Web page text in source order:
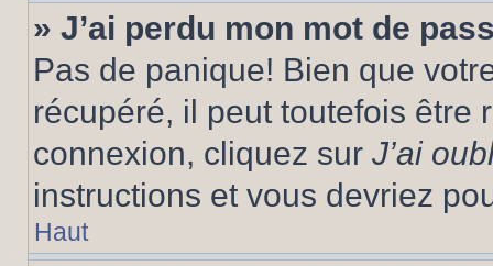
» J’ai perdu mon mot de
Pas de panique! Bien que
récupéré, il peut toutefois être
connexion, cliquez sur J’ai
instructions et vous devriez
Haut